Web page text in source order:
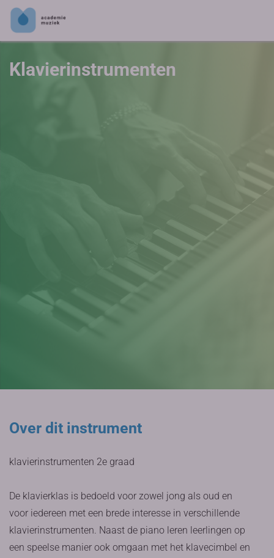
Klavierinstrumenten
Over dit instrument
klavierinstrumenten 2e graad
De klavierklas is bedoeld voor zowel jong als oud en
voor iedereen met een brede interesse in verschillende
klavierinstrumenten. Naast de piano leren leerlingen op
een speelse manier ook omgaan met het klavecimbel en